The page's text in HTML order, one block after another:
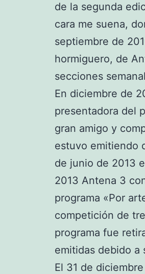
de la segunda
cara me suena,
septiembre de
hormiguero, de
secciones
En diciembre de
presentadora del
gran amigo y
estuvo emitiendo
de junio de 2013
2013 Antena 3
programa «Por
competición de
programa fue
emitidas debido a
El 31 de